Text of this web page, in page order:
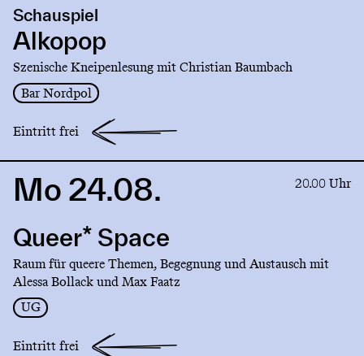
Alkopop
Schauspiel
Alkopop
Szenische Kneipenlesung mit Christian Baumbach
Bar Nordpol
Eintritt frei
Link
Queer*
Mo 24.08. 20.00 Uhr
Queer* Space
Raum für queere Themen, Begegnung und Austausch mit
Alessa Bollack und Max Faatz
UG
Eintritt frei